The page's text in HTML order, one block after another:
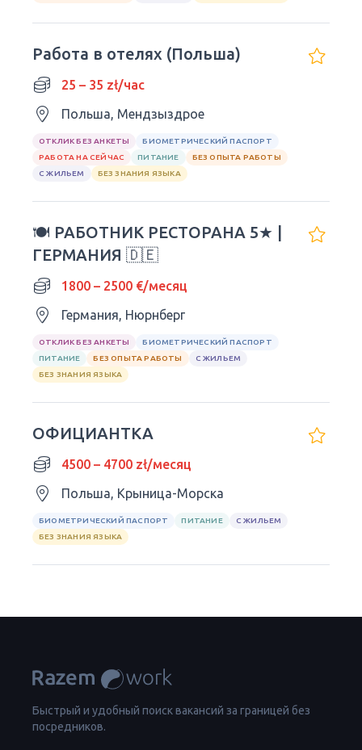
Работа в отелях (Польша)
25 – 35 zł/час
Польша, Мендзыздрое
ОТКЛИК БЕЗ АНКЕТЫ
БИОМЕТРИЧЕСКИЙ ПАСПОРТ
РАБОТА НА СЕЙЧАС
ПИТАНИЕ
БЕЗ ОПЫТА РАБОТЫ
С ЖИЛЬЕМ
БЕЗ ЗНАНИЯ ЯЗЫКА
🍽 РАБОТНИК РЕСТОРАНА 5★ |
ГЕРМАНИЯ 🇩🇪
1800 – 2500 €/месяц
Германия, Нюрнберг
ОТКЛИК БЕЗ АНКЕТЫ
БИОМЕТРИЧЕСКИЙ ПАСПОРТ
ПИТАНИЕ
БЕЗ ОПЫТА РАБОТЫ
С ЖИЛЬЕМ
БЕЗ ЗНАНИЯ ЯЗЫКА
ОФИЦИАНТКА
4500 – 4700 zł/месяц
Польша, Крыница-Морска
БИОМЕТРИЧЕСКИЙ ПАСПОРТ ПИТАНИЕ
С ЖИЛЬЕМ
БЕЗ ЗНАНИЯ ЯЗЫКА
Быстрый и удобный поиск вакансий за границей без
посредников.